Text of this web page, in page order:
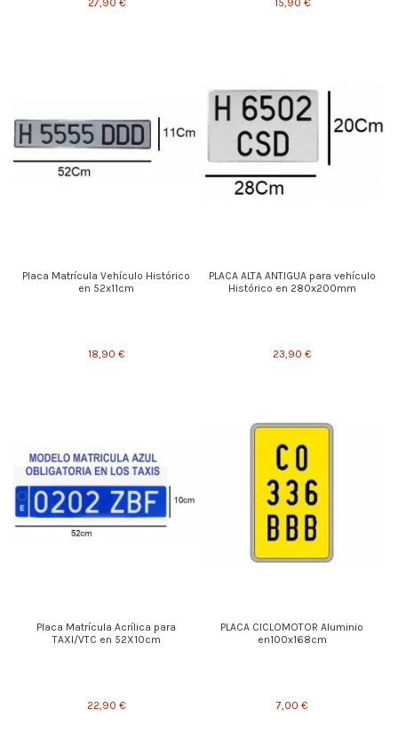
27,90 € 15,90 €
Placa Matrícula Vehículo Histórico
en 52x11cm
18,90 €
PLACA ALTA ANTIGUA para vehículo
Histórico en 280x200mm
23,90 €
Placa Matrícula Acrílica para
TAXI/VTC en 52X10cm
22,90 €
PLACA CICLOMOTOR Aluminio
en100x168cm
7,00 €